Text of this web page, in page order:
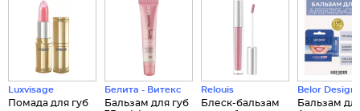
Luxvisage
Помада для губ
Белита - Витекс
Бальзам для губ
Relouis
Блеск-бальзам
Belor Design
Бальзам